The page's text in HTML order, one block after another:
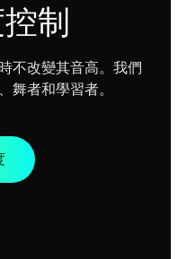
制
不改變其音高。我們
舞者和學習者。